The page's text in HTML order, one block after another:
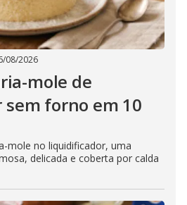
08/2026
mole de
forno em 10
mole no liquidificador, uma
delicada e coberta por calda